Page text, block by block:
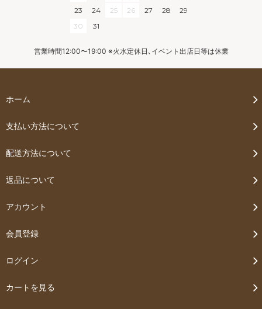
23
24 25 26 27 28
29
30
31
営業時間12:00〜19:00 ※火水定休日､イベント出店日等は休業
ホーム
支払い方法について
配送方法について
返品について
アカウント
会員登録
ログイン
カートを見る